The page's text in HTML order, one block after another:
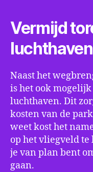
Vermijd
Naast het
is het ook
luchthaven. Dit
kosten van de
weet kost het
op het vliegveld te
je van plan bent
gaan.